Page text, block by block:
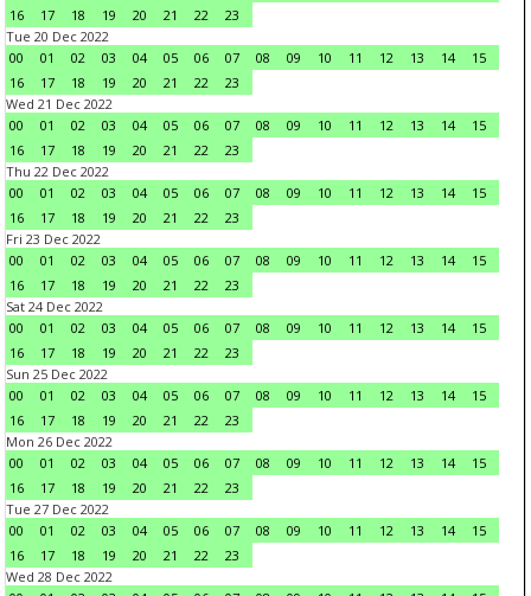
16
17 18 19 20 21 22
23
Tue 20 Dec 2022
00
01 02 03 04 05 06 07 08 09 10 11 12 13 14
15
16
17 18 19 20 21 22
23
Wed 21 Dec 2022
00
01 02 03 04 05 06 07 08 09 10 11 12 13 14
15
16
17 18 19 20 21 22
23
Thu 22 Dec 2022
00
01 02 03 04 05 06 07 08 09 10 11 12 13 14
15
16
17 18 19 20 21 22
23
Fri 23 Dec 2022
00
01 02 03 04 05 06 07 08 09 10 11 12 13 14
15
16
17 18 19 20 21 22
23
Sat 24 Dec 2022
00
01 02 03 04 05 06 07 08 09 10 11 12 13 14
15
16
17 18 19 20 21 22
23
Sun 25 Dec 2022
00
01 02 03 04 05 06 07 08 09 10 11 12 13 14
15
16
17 18 19 20 21 22
23
Mon 26 Dec 2022
00
01 02 03 04 05 06 07 08 09 10 11 12 13 14
15
16
17 18 19 20 21 22
23
Tue 27 Dec 2022
00
01 02 03 04 05 06 07 08 09 10 11 12 13 14
15
16
17 18 19 20 21 22
23
Wed 28 Dec 2022